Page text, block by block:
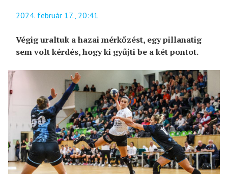
2024. február 17., 20:41
Végig uraltuk a hazai mérkőzést, egy pillanatig
sem volt kérdés, hogy ki gyűjti be a két pontot.